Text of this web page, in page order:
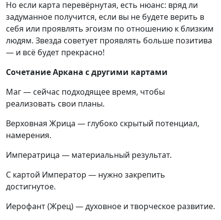
Но если карта перевёрнутая, есть нюанс: вряд ли
задуманное получится, если вы не будете верить в
себя или проявлять эгоизм по отношению к близким
людям. Звезда советует проявлять больше позитива
— и всё будет прекрасно!
Сочетание Аркана с другими картами
Маг — сейчас подходящее время, чтобы
реализовать свои планы.
Верховная Жрица — глубоко скрытый потенциал,
намерения.
Императрица — материальный результат.
С картой Император — нужно закрепить
достигнутое.
Иерофант (Жрец) — духовное и творческое развитие.